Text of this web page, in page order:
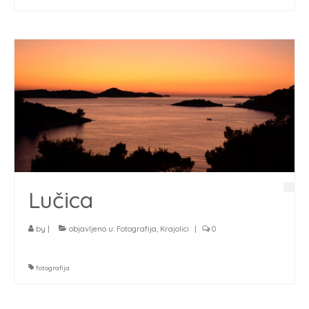
Lučica
by | objavljeno u: Fotografija Krajolici | 0
fotografija